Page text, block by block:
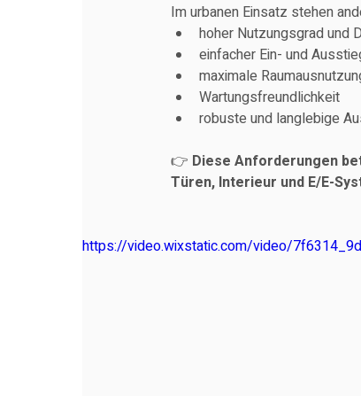
Im urbanen Einsatz stehen
hoher Nutzungsgrad und
einfacher Ein- und
maximale
Wartungsfreundlichkeit
robuste und langlebige
👉 Diese Anforderungen
Türen, Interieur und E/E-
https://video.wixstatic.com/video/